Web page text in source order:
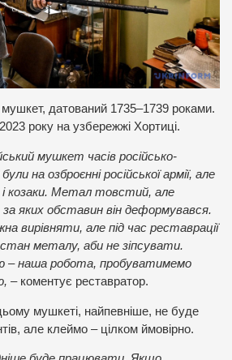
датований 1735–1739 роками.
року на узбережжі Хортиці.
мушкет часів російсько-
на озброєнні російської армії, але
козаки. Метал товстий, але
за яких обставин він деформувався.
вирівняти, але під час реставрації
металу, аби не зіпсувати.
– наша робота, пробуватимемо
– коментує реставратор.
мушкеті, найпевніше, не буде
але клеймо – цілком ймовірно.